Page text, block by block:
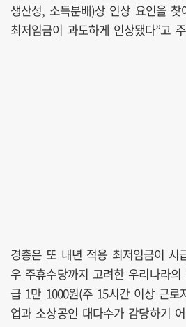
생산성, 소득분배)상 인상 요인을
최저임금이 과도하게 인상됐다”고
경총은 또 내년 적용 최저임금이 시
우 주휴수당까지 고려한 우리나라
급 1만 1000원(주 15시간 이상 근로
업과 소상공인 대다수가 감당하기